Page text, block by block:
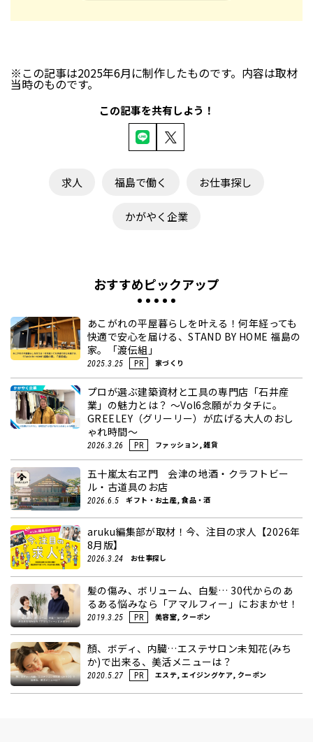
※この記事は2025年6月に制作したものです。内容は取材
当時のものです。
この記事を共有しよう！
求人 福島で働く お仕事探し
かがやく企業
おすすめピックアップ
あこがれの平屋暮らしを叶える！何年経っても
快適で安心を届ける、STAND BY HOME 福島の
家。「渡伝組」
2025.3.25 PR 家づくり
プロが選ぶ建築資材と工具の専門店「石井産
業」の魅力とは？ ～Vol6念願がカタチに。
GREELEY（グリーリー）が広げる大人のおし
ゃれ時間～
2026.3.26 PR ファッション, 雑貨
五十嵐太右ヱ門 会津の地酒・クラフトビー
ル・古道具のお店
2026.6.5 ギフト・お土産, 食品・酒
aruku編集部が取材！今、注目の求人【2026年
8月版】
2026.3.24 お仕事探し
髪の傷み、ボリューム、白髪… 30代からのあ
るある悩みなら「アマルフィー」におまかせ！
2019.3.25 PR 美容室, クーポン
顏、ボディ、内臓…エステサロン未知花(みち
か)で出来る、美活メニューは？
2020.5.27 PR エステ, エイジングケア, クーポン